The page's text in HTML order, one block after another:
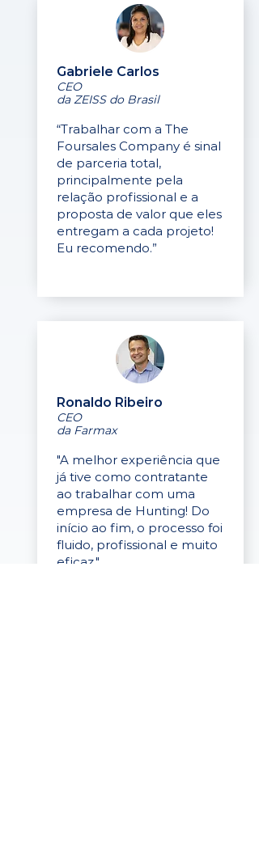
Gabriele Carlos
CEO
da ZEISS do Brasil
“Trabalhar com a The
Foursales Company é sinal
de parceria total,
principalmente pela
relação profissional e a
proposta de valor que eles
entregam a cada projeto!
Eu recomendo.”
Ronaldo Ribeiro
CEO
da Farmax
"A melhor experiência que
já tive como contratante
ao trabalhar com uma
empresa de Hunting! Do
início ao fim, o processo foi
fluido, profissional e muito
eficaz."